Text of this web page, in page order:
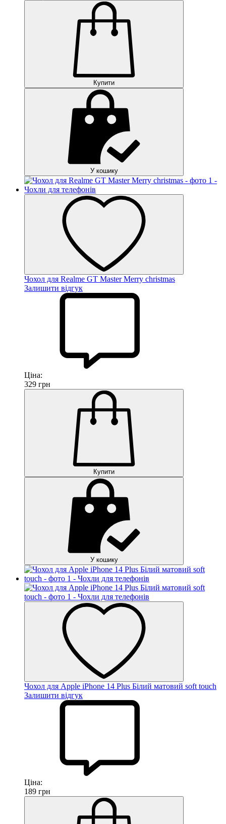
Купити
У кошику
Чохол для Realme GT Master Merry christmas
Залишити відгук
Ціна:
329 грн
Купити
У кошику
Чохол для Apple iPhone 14 Plus Білий матовий soft touch
Залишити відгук
Ціна:
189 грн